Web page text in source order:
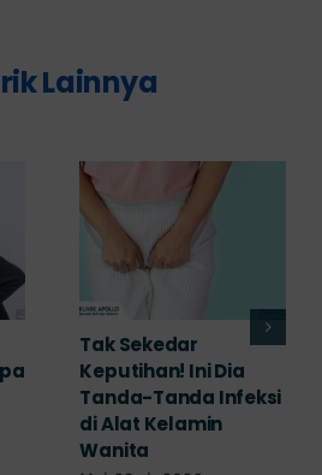
Lainnya
Adakah Cara Medis
untuk
Mengembalikan
Selaput Dara yang
Robek? Ini Penjelasan